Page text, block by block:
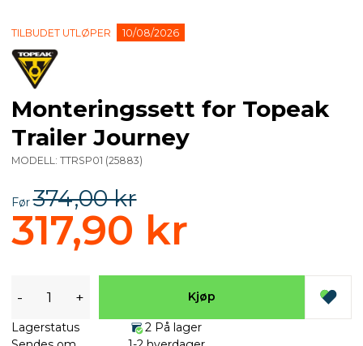
TILBUDET UTLØPER 10/08/2026
Monteringssett for Topeak
Trailer Journey
MODELL: TTRSP01 (25883)
Før374,00 kr
317,90 kr
- + Kjøp
Lagerstatus
2 På lager